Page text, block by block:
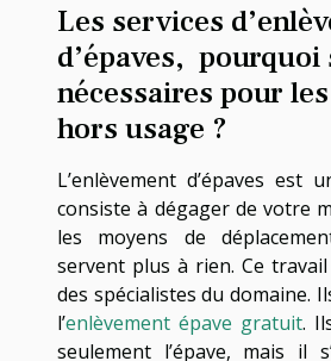
Les services
d’épaves,
nécessaires pour
hors usage ?
L’enlèvement d’épaves est
consiste à dégager de votre
les moyens de
servent plus à rien. Ce
des spécialistes du domaine.
l’enlèvement épave gratuit.
seulement l’épave, mais il